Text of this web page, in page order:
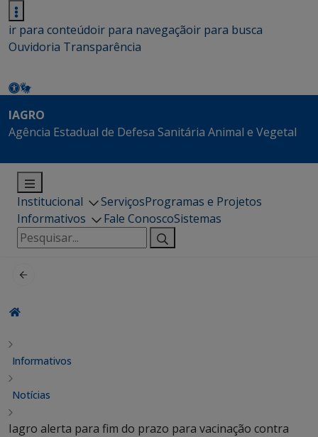
ir para conteúdoir para navegaçãoir para busca
Ouvidoria Transparência
IAGRO
Agência Estadual de Defesa Sanitária Animal e Vegetal
Institucional ServiçosProgramas e Projetos
Informativos
Fale ConoscoSistemas
Pesquisar
por:
Informativos
Notícias
Iagro alerta para fim do prazo para vacinação contra